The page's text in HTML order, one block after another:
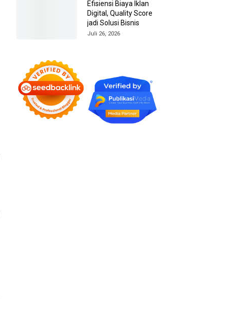
Efisiensi Biaya Iklan
Digital, Quality Score
jadi Solusi Bisnis
Juli 26, 2026